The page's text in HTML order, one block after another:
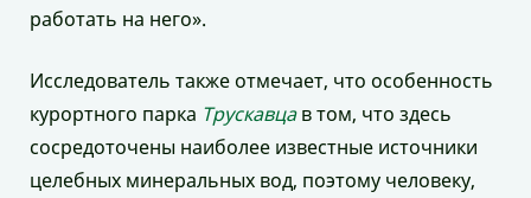
работать на него».
Исследователь также отмечает, что особенность
курортного парка Трускавцав том, что здесь
сосредоточены наиболее известные источники
целебных минеральных вод, поэтому человеку,